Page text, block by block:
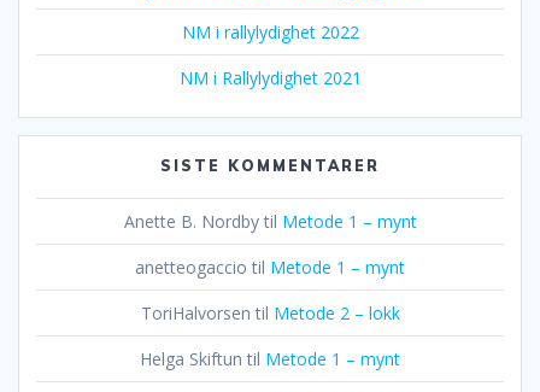
NM i rallylydighet 2022
NM i Rallylydighet 2021
SISTE KOMMENTARER
Anette B. Nordbytil Metode 1 – mynt
anetteogaccio til Metode 1 – mynt
ToriHalvorsen til Metode 2 – lokk
Helga Skiftun til Metode 1 – mynt